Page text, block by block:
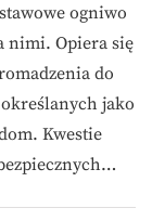
ogniwo
nimi. Opiera się
do
jako
Kwestie